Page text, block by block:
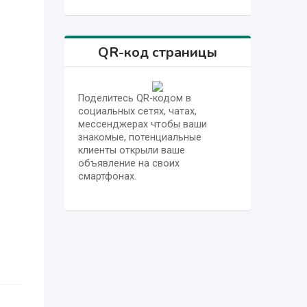
QR-код страницы
Поделитесь QR-кодом в
социальных сетях, чатах,
мессенджерах чтобы ваши
знакомые, потенциальные
клиенты открыли ваше
объявление на своих
смартфонах.